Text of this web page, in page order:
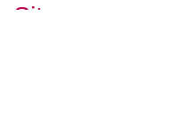
Sitemap